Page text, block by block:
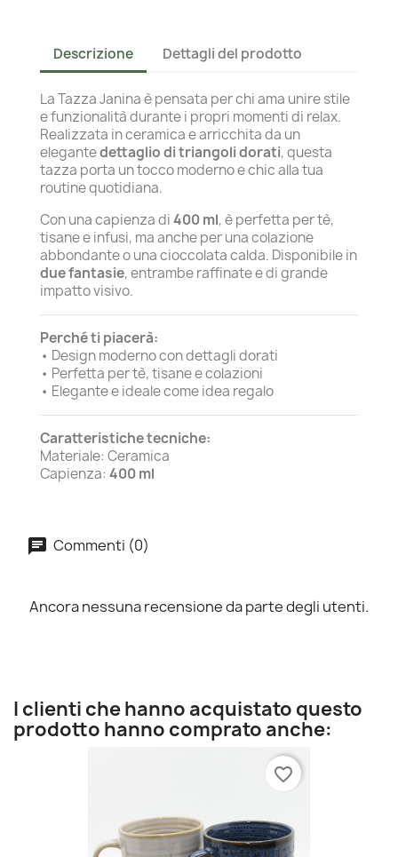
Descrizione Dettagli del prodotto
La Tazza Janina è pensata per chi ama unire stile
e funzionalità durante i propri momenti di relax.
Realizzata in ceramica e arricchita da un
elegantedettaglio di triangoli dorati, questa
tazza porta un tocco moderno e chic alla tua
routine quotidiana.
Con una capienza di400 ml, è perfetta per tè,
tisane e infusi, ma anche per una colazione
abbondante o una cioccolata calda. Disponibile in
due fantasie, entrambe raffinate e di grande
impatto visivo.
Perché ti piacerà:
• Design moderno con dettagli dorati
• Perfetta per tè, tisane e colazioni
• Elegante e ideale come idea regalo
Caratteristiche tecniche:
Materiale: Ceramica
Capienza: 400 ml
Commenti (0)
Ancora nessuna recensione da parte degli utenti.
I clienti che hanno acquistato questo
prodotto hanno comprato anche:
favorite_border